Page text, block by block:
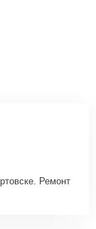
Ремонт